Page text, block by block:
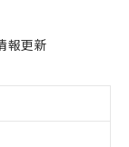
報更新